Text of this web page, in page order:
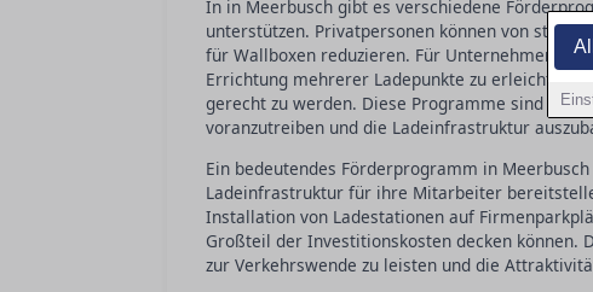
In in Meerbusch gibt es verschiedene
unterstützen. Privatpersonen können von
für Wallboxen reduzieren. Für Unternehmen
Errichtung mehrerer Ladepunkte zu erleichtern
gerecht zu werden. Diese Programme sind ein
voranzutreiben und die Ladeinfrastruktur
Ein bedeutendes Förderprogramm in
Ladeinfrastruktur für ihre Mitarbeiter
Installation von Ladestationen auf
Großteil der Investitionskosten decken
zur Verkehrswende zu leisten und die